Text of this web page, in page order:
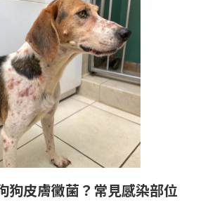
狗皮膚黴菌？常見感染部位